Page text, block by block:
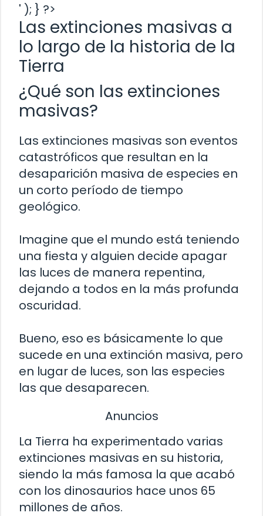
' ); } ?>
Las extinciones masivas a
lo largo de la historia de la
Tierra
¿Qué son las extinciones
masivas?
Las extinciones masivas son eventos
catastróficos que resultan en la
desaparición masiva de especies en
un corto período de tiempo
geológico.
Imagine que el mundo está teniendo
una fiesta y alguien decide apagar
las luces de manera repentina,
dejando a todos en la más profunda
oscuridad.
Bueno, eso es básicamente lo que
sucede en una extinción masiva, pero
en lugar de luces, son las especies
las que desaparecen.
Anuncios
La Tierra ha experimentado varias
extinciones masivas en su historia,
siendo la más famosa la que acabó
con los dinosaurios hace unos 65
millones de años.